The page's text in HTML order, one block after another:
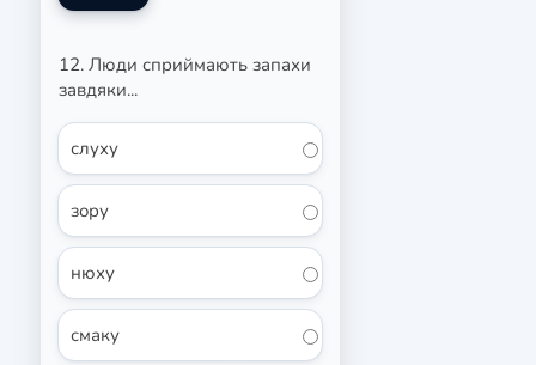
12. Люди сприймають запахи
завдяки...
слуху
зору
нюху
смаку